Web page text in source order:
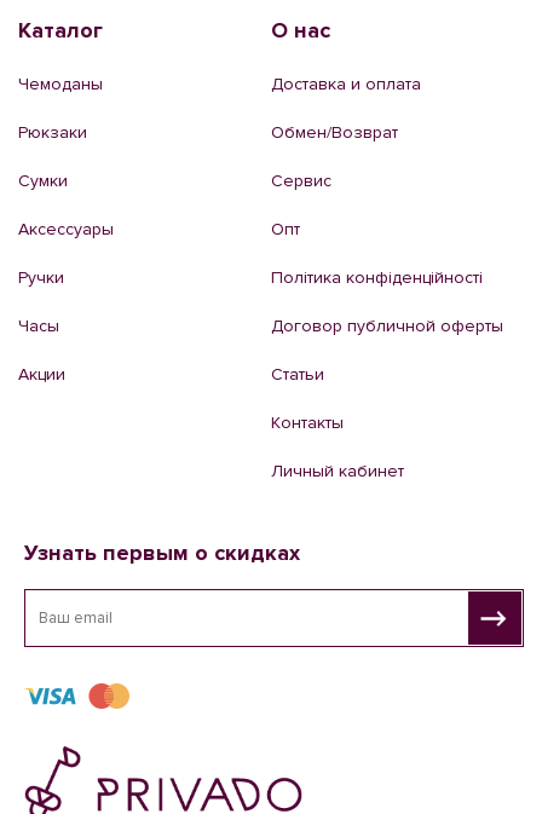
Каталог
Чемоданы
Рюкзаки
Сумки
Аксессуары
Ручки
Часы
Акции
О нас
Доставка и оплата
Обмен/Возврат
Сервис
Опт
Політика конфіденційності
Договор публичной оферты
Статьи
Контакты
Личный кабинет
Узнать первым о скидках